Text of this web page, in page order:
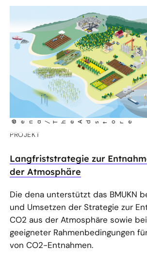
© dena/The Adstore
PROJEKT
Langfriststrategie zur
der Atmosphäre
Die dena unterstützt das BMUKN
und Umsetzen der Strategie zur
CO2 aus der Atmosphäre sowie
geeigneter Rahmenbedingungen
von CO2-Entnahmen.